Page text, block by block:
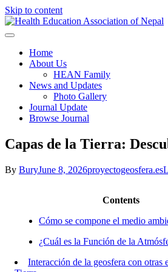
Skip to content
Health Education
Home
About Us
HEAN Family
News and Updates
Photo Gallery
Journal Update
Browse Journal
Capas de la Tierra:
By BuryJune 8, 2026proyectogeosfera.es
Contents
Cómo se compone el medio
¿Cuál es la Función de la
Interacción de la geosfera con otras